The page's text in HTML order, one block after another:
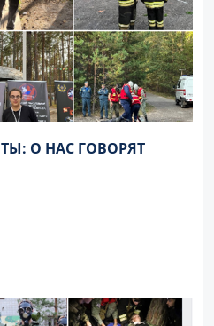
О НАС ГОВОРЯТ